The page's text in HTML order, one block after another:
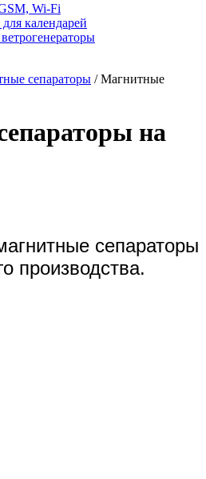
Wi-Fi
календарей
сепараторы / Магнитные
на
сепараторы
производства.